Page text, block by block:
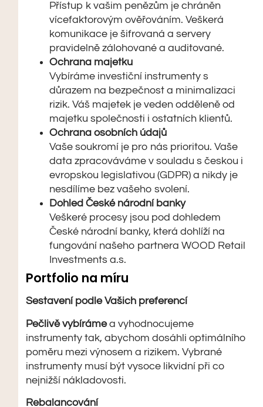
Přístup k vašim penězům je chráněn
vícefaktorovým ověřováním. Veškerá
komunikace je šifrovaná a servery
pravidelně zálohované a auditované.
Ochrana majetku
Vybíráme investiční instrumenty s
důrazem na bezpečnost a minimalizaci
rizik. Váš majetek je veden odděleně od
majetku společnosti i ostatních klientů.
Ochrana osobních údajů
Vaše soukromí je pro nás prioritou. Vaše
data zpracováváme v souladu s českou i
evropskou legislativou (GDPR) a nikdy je
nesdílíme bez vašeho svolení.
Dohled České národní banky
Veškeré procesy jsou pod dohledem
České národní banky, která dohlíží na
fungování našeho partnera WOOD Retail
Investments a.s.
Portfolio na míru
Sestavení podle Vašich preferencí
Pečlivě vybírámea vyhodnocujeme
instrumenty tak, abychom dosáhli optimálního
poměru mezi výnosem a rizikem. Vybrané
instrumenty musí být vysoce likvidní při co
nejnižší nákladovosti.
Rebalancování